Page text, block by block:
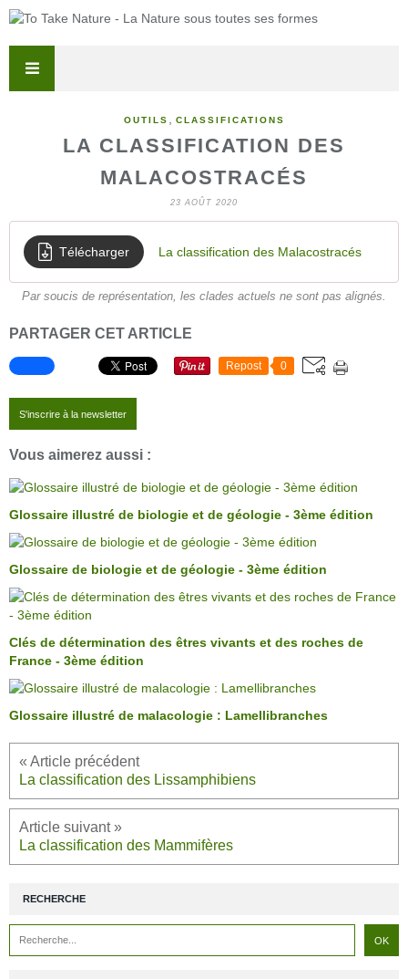
OUTILS CLASSIFICATIONS
LA CLASSIFICATION DES
MALACOSTRACÉS
23 AOÛT 2020
Télécharger La classification des Malacostracés
Par soucis de représentation, les clades actuels ne sont pas alignés.
PARTAGER CET ARTICLE
Repost 0
S'inscrire à la newsletter
Vous aimerez aussi :
Glossaire illustré de biologie et de géologie - 3ème édition
Glossaire de biologie et de géologie - 3ème édition
Clés de détermination des êtres vivants et des roches de
France - 3ème édition
Glossaire illustré de malacologie : Lamellibranches
La classification des Lissamphibiens
La classification des Mammifères
RECHERCHE